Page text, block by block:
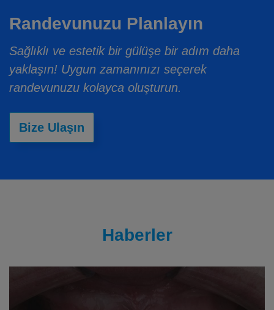
Randevunuzu Planlayın
Sağlıklı ve estetik bir gülüşe bir adım daha
yaklaşın! Uygun zamanınızı seçerek
randevunuzu kolayca oluşturun.
Bize Ulaşın
Haberler